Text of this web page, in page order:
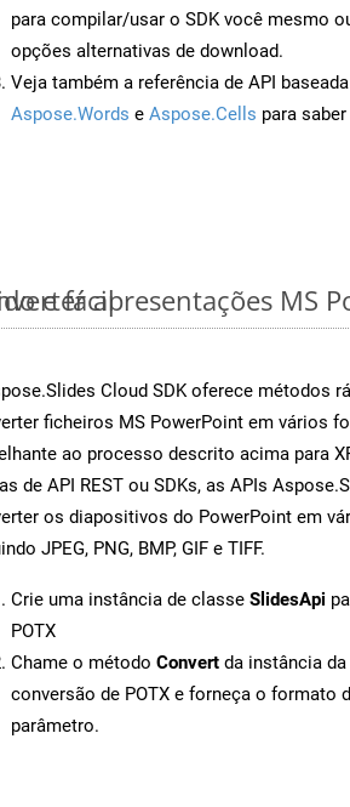
para compilar/usar o SDK você mesmo
opções alternativas de download.
Veja também a referência de API
Aspose.Words e Aspose.Cells para
e fácilapresentações MS
Cloud SDK oferece métodos
ficheiros MS PowerPoint em vários
ao processo descrito acima para
de API REST ou SDKs, as APIs
os diapositivos do PowerPoint em
JPEG, PNG, BMP, GIF e TIFF.
Crie uma instância de classe SlidesApi
POTX
Chame o método Convert da instância
conversão de POTX e forneça o formato
parâmetro.